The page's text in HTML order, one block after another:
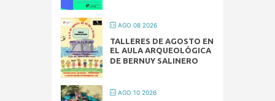
AGO 08 2026
TALLERES DE AGOSTO EN
EL AULA ARQUEOLÓGICA
DE BERNUY SALINERO
AGO 10 2026